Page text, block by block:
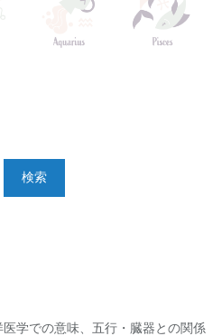
検索
学での意味、五行・臓器との関係